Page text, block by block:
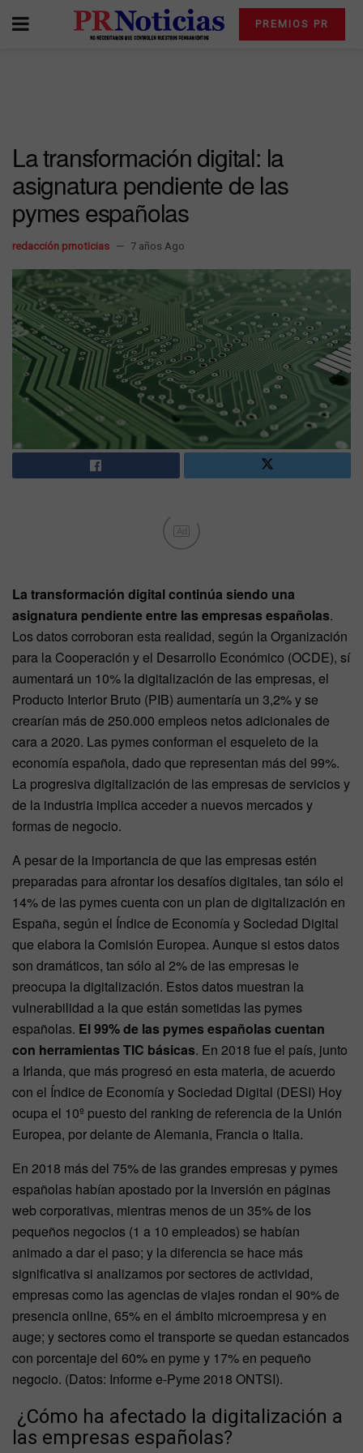
PREMIOS PR
La transformación digital: la
asignatura pendiente de las
pymes españolas
redacción prnoticias 7 años Ago
Ad
La transformación digital continúa siendo una
asignatura pendiente entre las empresas españolas.
Los datos corroboran esta realidad, según la Organización
para la Cooperación y el Desarrollo Económico (OCDE), sí
aumentará un 10% la digitalización de las empresas, el
Producto Interior Bruto (PIB) aumentaría un 3,2% y se
crearían más de 250.000 empleos netos adicionales de
cara a 2020. Las pymes conforman el esqueleto de la
economía española, dado que representan más del 99%.
La progresiva digitalización de las empresas de servicios y
de la industria implica acceder a nuevos mercados y
formas de negocio.
A pesar de la importancia de que las empresas estén
preparadas para afrontar los desafíos digitales, tan sólo el
14% de las pymes cuenta con un plan de digitalización en
España, según el Índice de Economía y Sociedad Digital
que elabora la Comisión Europea. Aunque si estos datos
son dramáticos, tan sólo al 2% de las empresas le
preocupa la digitalización. Estos datos muestran la
vulnerabilidad a la que están sometidas las pymes
españolas. El 99% de las pymes españolas cuentan
con herramientas TIC básicas. En 2018 fue el país, junto
a Irlanda, que más progresó en esta materia, de acuerdo
con el Índice de Economía y Sociedad Digital (DESI) Hoy
ocupa el 10º puesto del ranking de referencia de la Unión
Europea, por delante de Alemania, Francia o Italia.
En 2018 más del 75% de las grandes empresas y pymes
españolas habían apostado por la inversión en páginas
web corporativas, mientras menos de un 35% de los
pequeños negocios (1 a 10 empleados) se habían
animado a dar el paso; y la diferencia se hace más
significativa si analizamos por sectores de actividad,
empresas como las agencias de viajes rondan el 90% de
presencia online, 65% en el ámbito microempresa y en
auge; y sectores como el transporte se quedan estancados
con porcentaje del 60% en pyme y 17% en pequeño
negocio. (Datos: Informe e-Pyme 2018 ONTSI).
¿Cómo ha afectado la digitalización a
las empresas españolas?